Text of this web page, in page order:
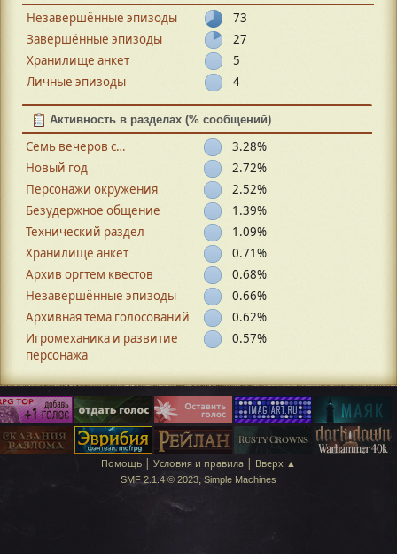
Незавершённые эпизоды
73
Завершённые эпизоды
27
Хранилище анкет
5
Личные эпизоды
4
Активность в разделах (% сообщений)
Семь вечеров с…
3.28%
Новый год
2.72%
Персонажи окружения
2.52%
Безудержное общение
1.39%
Технический раздел
1.09%
Хранилище анкет
0.71%
Архив оргтем квестов
0.68%
Незавершённые эпизоды
0.66%
Архивная тема голосований
0.62%
Игромеханика и развитие
персонажа
0.57%
Помощь | Условия и правила | Вверх ▲
SMF 2.1.4 © 2023, Simple Machines